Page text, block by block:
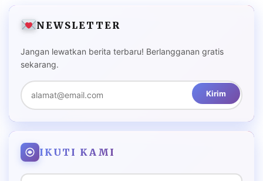
NEWSLETTER
Jangan lewatkan berita terbaru! Berlangganan gratis
sekarang.
Kirim
IKUTI KAMI